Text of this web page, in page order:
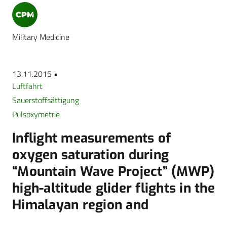
Military Medicine
13.11.2015 •
Luftfahrt
Sauerstoffsättigung
Pulsoxymetrie
Inflight measurements of
oxygen saturation during
“Mountain Wave Project” (MWP)
high-altitude glider flights in the
Himalayan region and